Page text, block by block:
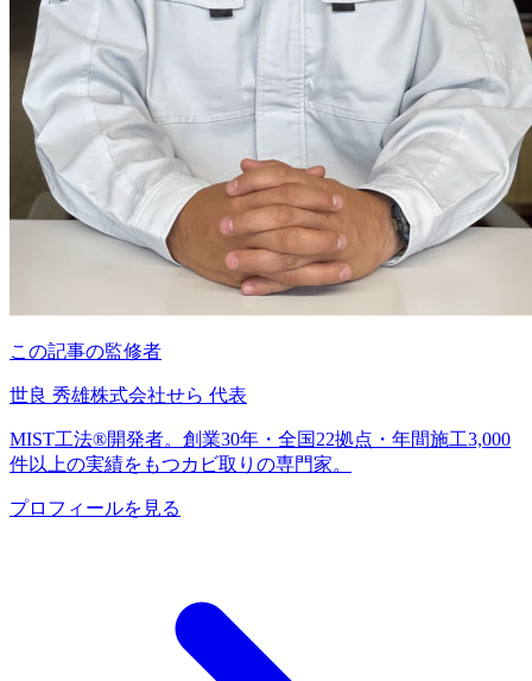
この記事の監修者
世良 秀雄株式会社せら 代表
MIST工法®開発者。創業30年・全国22拠点・年間施工3,000
件以上の実績をもつカビ取りの専門家。
プロフィールを見る